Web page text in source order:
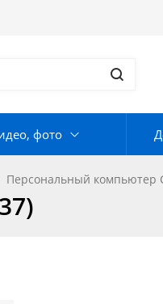
фото
Персональный компьютер